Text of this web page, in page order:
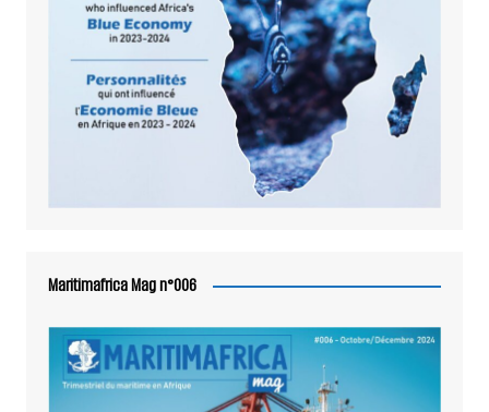
Maritimafrica Mag n°006